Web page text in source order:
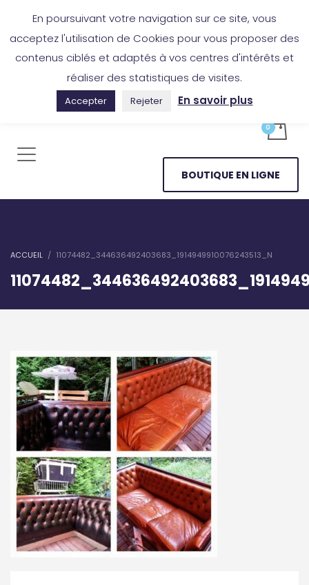
BOUTIQUE EN LIGNE
ACCUEIL 11074482_344636492403683_1914949910076243513_N
En poursuivant votre navigation sur ce site, vous
acceptez l'utilisation de Cookies pour vous proposer des
contenus ciblés et adaptés à vos centres d'intérêts et
réaliser des statistiques de visites.
Accepter Rejeter En savoir plus